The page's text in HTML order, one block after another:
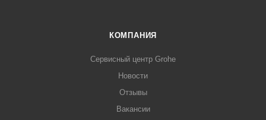
КОМПАНИЯ
Сервисный центр Grohe
Новости
Отзывы
Вакансии